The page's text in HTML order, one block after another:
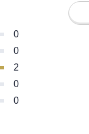
0
0
2
0
0